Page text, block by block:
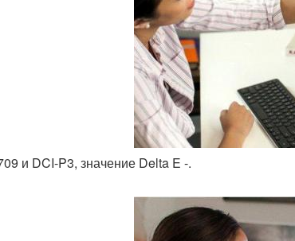
и DCI-P3, значение Delta E -.